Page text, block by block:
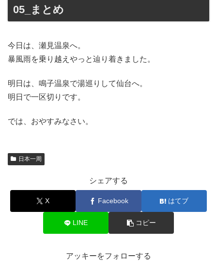
05_まとめ
今日は、瀬見温泉へ。
暴風雨を乗り越えやっと辿り着きました。
明日は、鳴子温泉で湯巡りして仙台へ。
明日で一区切りです。
では、おやすみなさい。
日本一周
シェアする
X Facebook はてブ
LINE コピー
アッキーをフォローする